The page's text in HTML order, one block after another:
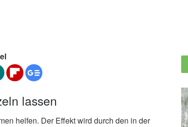
lassen
helfen. Der Effekt wird durch den in der